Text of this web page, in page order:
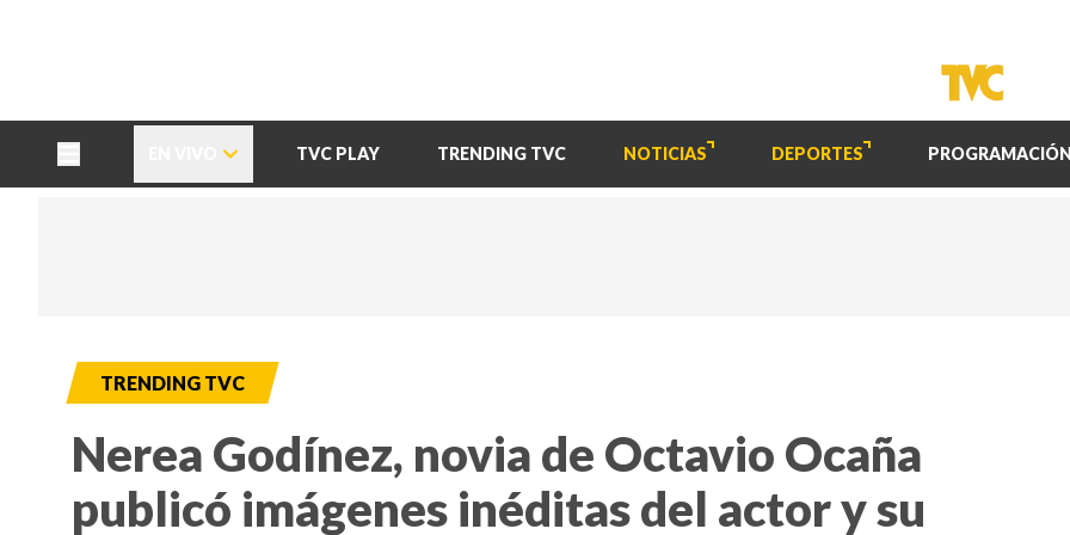
TVC PLAY TRENDING TVC NOTICIAS DEPORTES PROGRAMACIÓN
TRENDING TVC
Nerea Godínez, novia de Octavio Ocaña
publicó imágenes inéditas del actor y su